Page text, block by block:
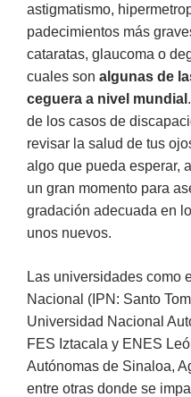
astigmatismo,
padecimientos más
cataratas, glaucoma o
cuales son algunas de
ceguera a nivel mundial
de los casos de
revisar la salud de tus
algo que pueda esperar,
un gran momento para
gradación adecuada en
unos nuevos.
Las universidades como
Nacional (IPN: Santo
Universidad Nacional
FES Iztacala y ENES
Autónomas de Sinaloa,
entre otras donde se